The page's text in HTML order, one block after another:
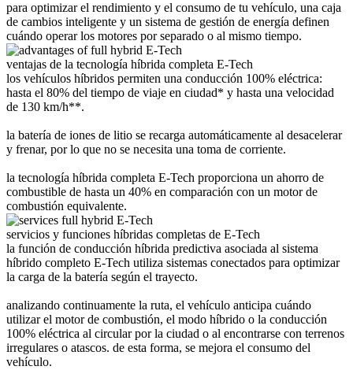
para optimizar el rendimiento y el consumo de tu vehículo, una caja
de cambios inteligente y un sistema de gestión de energía definen
cuándo operar los motores por separado o al mismo tiempo.
ventajas de la tecnología híbrida completa E-Tech
los vehículos híbridos permiten una conducción 100% eléctrica:
hasta el 80% del tiempo de viaje en ciudad* y hasta una velocidad
de 130 km/h**.
la batería de iones de litio se recarga automáticamente al desacelerar
y frenar, por lo que no se necesita una toma de corriente.
la tecnología híbrida completa E-Tech proporciona un ahorro de
combustible de hasta un 40% en comparación con un motor de
combustión equivalente.
servicios y funciones híbridas completas de E-Tech
la función de conducción híbrida predictiva asociada al sistema
híbrido completo E-Tech utiliza sistemas conectados para optimizar
la carga de la batería según el trayecto.
analizando continuamente la ruta, el vehículo anticipa cuándo
utilizar el motor de combustión, el modo híbrido o la conducción
100% eléctrica al circular por la ciudad o al encontrarse con terrenos
irregulares o atascos. de esta forma, se mejora el consumo del
vehículo.